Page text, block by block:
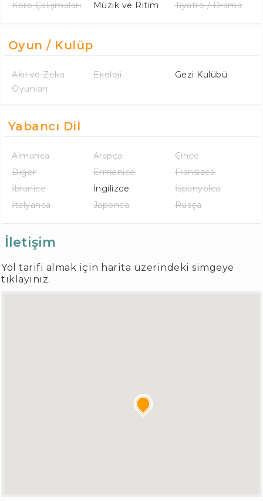
Koro Çalışmaları Müzik ve Ritim Tiyatro / Drama
Oyun / Kulüp
Akıl ve Zeka
Oyunları
Ekoloji Gezi Kulübü
Yabancı Dil
Almanca Arapça
Çince
Diğer
Ermenice
Fransızca
İbranice
İngilizce
İspanyolca
İtalyanca
Japonca Rusça
İletişim
Yol tarifi almak için harita üzerindeki simgeye
tıklayınız.